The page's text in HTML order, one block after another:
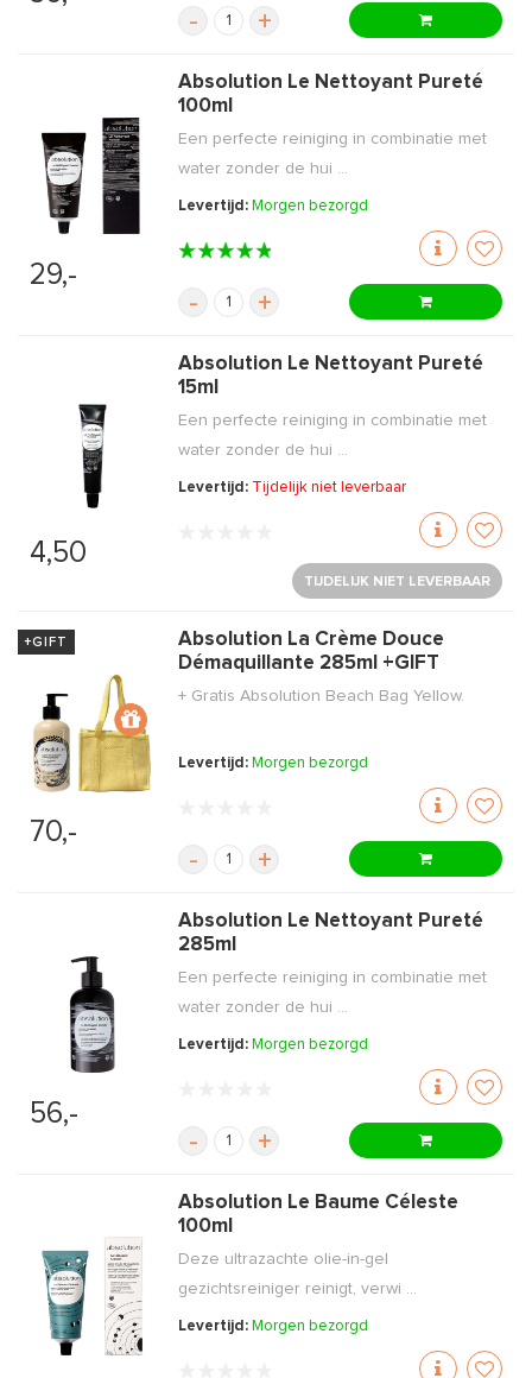
- +
29,-
Absolution Le Nettoyant Pureté
100ml
Een perfecte reiniging in combinatie met
water zonder de hui ...
Levertijd: Morgen bezorgd
- +
4,50
Absolution Le Nettoyant Pureté
15ml
Een perfecte reiniging in combinatie met
water zonder de hui ...
Levertijd: Tijdelijk niet leverbaar
TIJDELIJK NIET LEVERBAAR
+GIFT
70,-
Absolution La Crème Douce
Démaquillante 285ml +GIFT
+ Gratis Absolution Beach Bag Yellow.
Levertijd: Morgen bezorgd
- +
56,-
Absolution Le Nettoyant Pureté
285ml
Een perfecte reiniging in combinatie met
water zonder de hui ...
Levertijd: Morgen bezorgd
- +
Absolution Le Baume Céleste
100ml
Deze ultrazachte olie-in-gel
gezichtsreiniger reinigt, verwi ...
Levertijd: Morgen bezorgd